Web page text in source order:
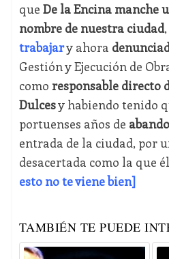
que De la Encina manche
nombre de nuestra ciudad,
trabajary ahora
Gestión y Ejecución de
como responsable directo
Dulcesy habiendo tenido
portuenses años de
entrada de la ciudad, por
desacertada como la que
esto no te viene bien]
TAMBIÉN TE PUEDE